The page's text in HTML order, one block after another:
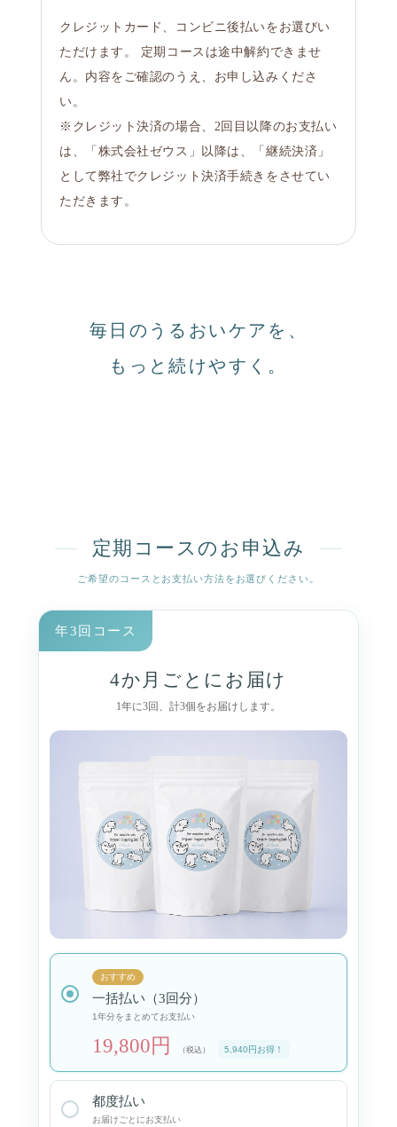
クレジットカード、コンビニ後払いをお選びい
ただけます。 定期コースは途中解約できませ
ん。内容をご確認のうえ、お申し込みくださ
い。
※クレジット決済の場合、2回目以降のお支払い
は、「株式会社ゼウス」以降は、「継続決済」
として弊社でクレジット決済手続きをさせてい
ただきます。
毎日のうるおいケアを、
もっと続けやすく。
定期コースのお申込み
ご希望のコースとお支払い方法をお選びください。
年3回コース
4か月ごとにお届け
1年に3回、計3個をお届けします。
おすすめ
一括払い（3回分）
1年分をまとめてお支払い
19,800円 （税込） 5,940円お得！
都度払い
お届けごとにお支払い